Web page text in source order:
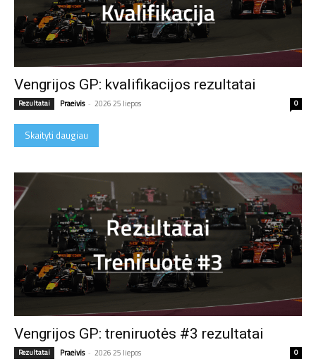
Vengrijos GP: kvalifikacijos rezultatai
Rezultatai Praeivis - 2026 25 liepos 0
Skaityti daugiau
Vengrijos GP: treniruotės #3 rezultatai
Rezultatai Praeivis - 2026 25 liepos 0